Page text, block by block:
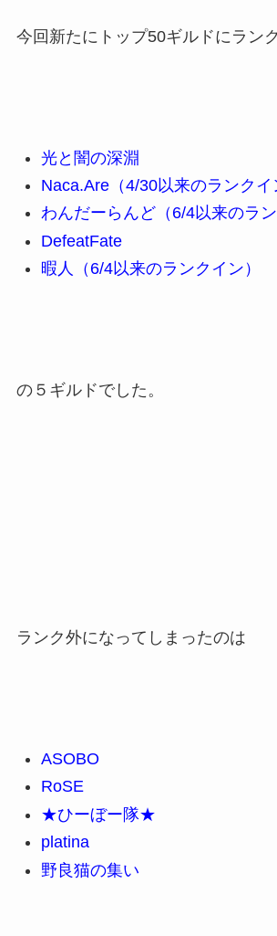
今回新たにトップ50ギルドにラン
光と闇の深淵
Naca.Are（4/30以来のランクイ
わんだーらんど（6/4以来のラン
DefeatFate
暇人（6/4以来のランクイン）
の５ギルドでした。
ランク外になってしまったのは
ASOBO
RoSE
★ひーぼー隊★
platina
野良猫の集い